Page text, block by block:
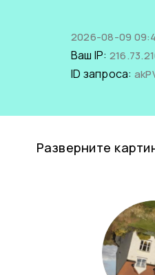
2026-08-09
Ваш IP:
ID запроса:
Разверните